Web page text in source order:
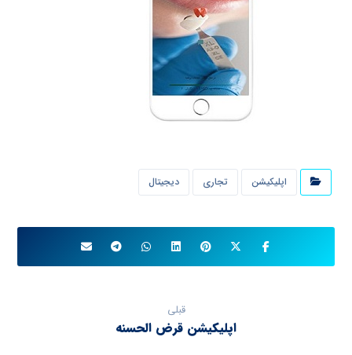
اپلیکیشن تجاری دیجیتال
قبلی
اپلیکیشن قرض الحسنه